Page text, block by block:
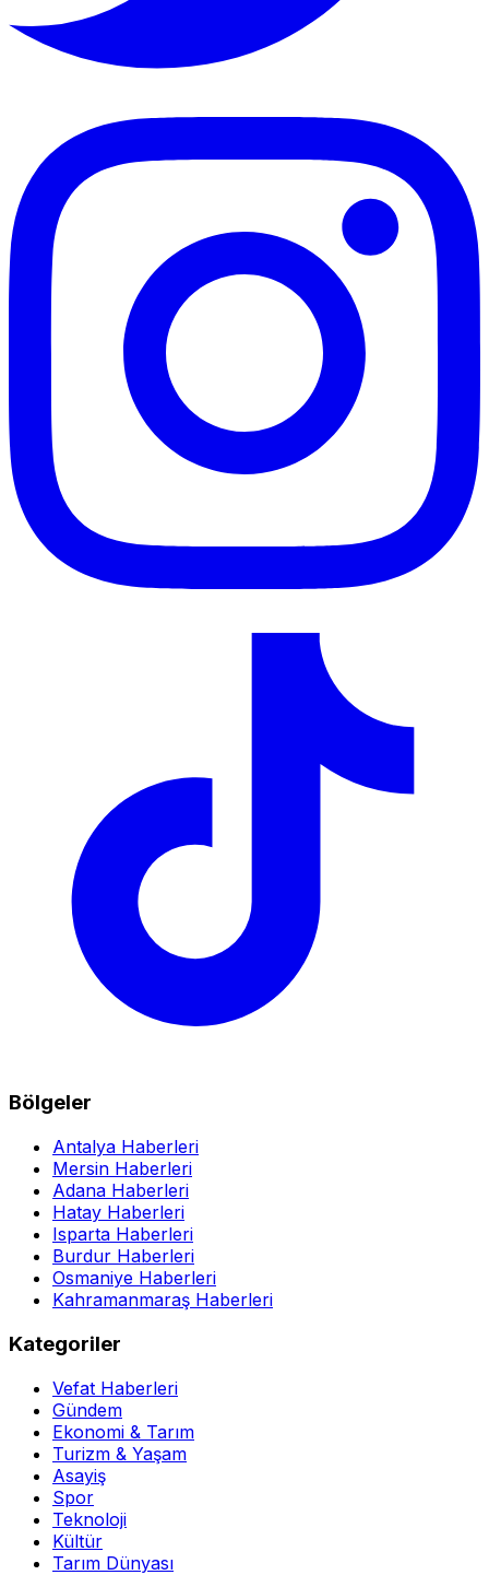
Bölgeler
Antalya Haberleri
Mersin Haberleri
Adana Haberleri
Hatay Haberleri
Isparta Haberleri
Burdur Haberleri
Osmaniye Haberleri
Kahramanmaraş Haberleri
Kategoriler
Vefat Haberleri
Gündem
Ekonomi & Tarım
Turizm & Yaşam
Asayiş
Spor
Teknoloji
Kültür
Tarım Dünyası